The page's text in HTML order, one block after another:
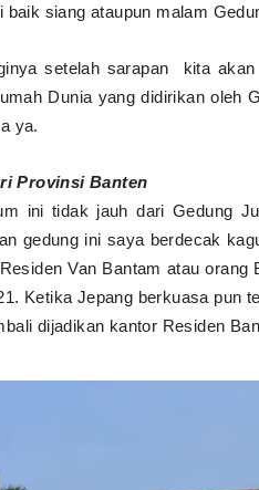
baik siang ataupun malam
setelah sarapan kita
Dunia yang didirikan oleh
ya.
Provinsi Banten
ini tidak jauh dari Gedung
gedung ini saya berdecak
Van Bantam atau orang
Ketika Jepang berkuasa pun
dijadikan kantor Residen